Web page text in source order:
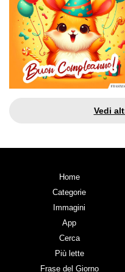
Vedi
Home
Categorie
Immagini
App
Cerca
Più lette
Frase del Giorno